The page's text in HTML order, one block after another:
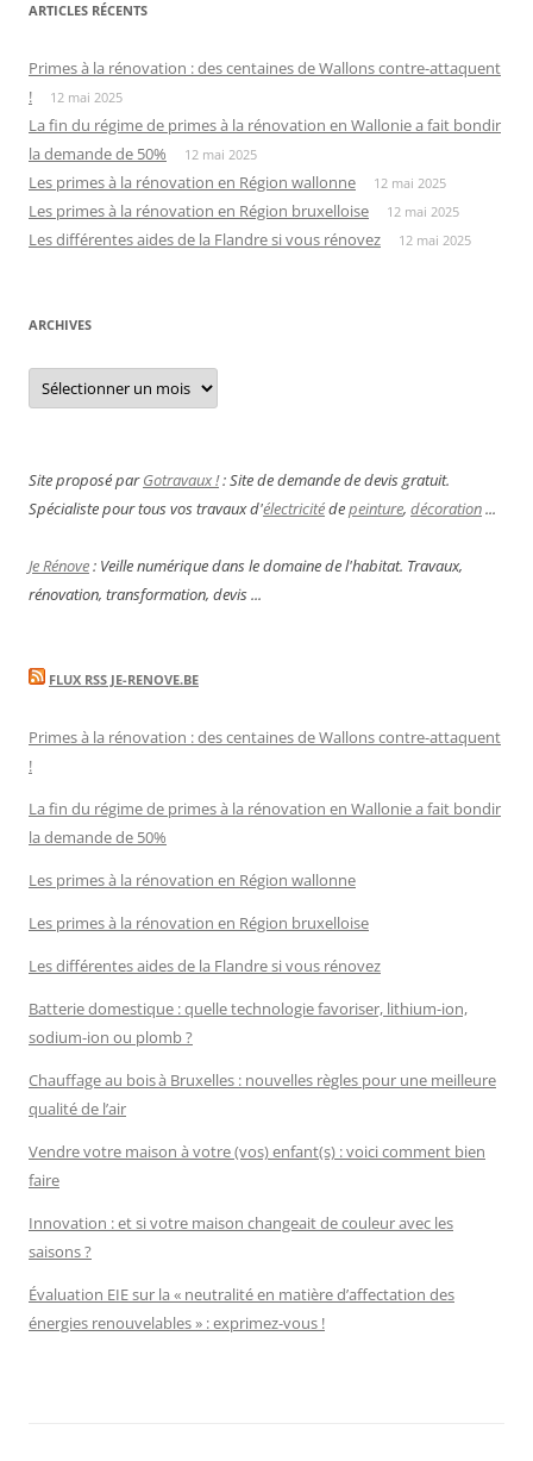
ARTICLES RÉCENTS
Primes à la rénovation : des centaines de Wallons contre-attaquent
!
12 mai 2025
La fin du régime de primes à la rénovation en Wallonie a fait bondir
la demande de 50%
12 mai 2025
Les primes à la rénovation en Région wallonne 12 mai 2025
Les primes à la rénovation en Région bruxelloise 12 mai 2025
Les différentes aides de la Flandre si vous rénovez 12 mai 2025
ARCHIVES
Archives
Site proposé parGotravaux !: Site de demande de devis gratuit.
Spécialiste pour tous vos travaux d'électricitédepeinture, décoration...
Je Rénove: Veille numérique dans le domaine de l'habitat. Travaux,
rénovation, transformation, devis ...
FLUX RSS JE-RENOVE.BE
Primes à la rénovation : des centaines de Wallons contre-attaquent
!
La fin du régime de primes à la rénovation en Wallonie a fait bondir
la demande de 50%
Les primes à la rénovation en Région wallonne
Les primes à la rénovation en Région bruxelloise
Les différentes aides de la Flandre si vous rénovez
Batterie domestique : quelle technologie favoriser, lithium-ion,
sodium-ion ou plomb ?
Chauffage au bois à Bruxelles : nouvelles règles pour une meilleure
qualité de l’air
Vendre votre maison à votre (vos) enfant(s) : voici comment bien
faire
Innovation : et si votre maison changeait de couleur avec les
saisons ?
Évaluation EIE sur la « neutralité en matière d’affectation des
énergies renouvelables » : exprimez-vous !